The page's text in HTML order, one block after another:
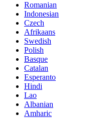
Romanian
Indonesian
Czech
Afrikaans
Swedish
Polish
Basque
Catalan
Esperanto
Hindi
Lao
Albanian
Amharic